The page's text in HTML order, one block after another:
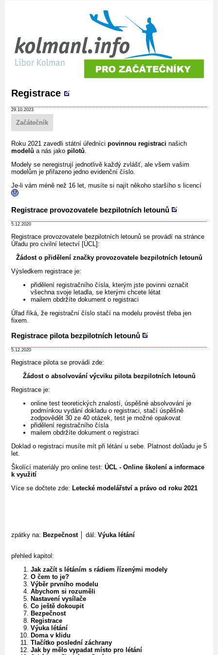
Registrace
29.10.2023
Začátečník
Roku 2021 zavedli státní úředníci povinnou registraci našich
modelů a nás jako pilotů.
Modely se neregistrují jednotlivě každý zvlášť, ale všem vašim
modelům je přiřazeno jedno evidenční číslo.
Je-li vám méně než 16 let, musíte si najít někoho staršího s licencí
Registrace provozovatele bezpilotních letounů
5.12.2020
Registrace provozovatele bezpilotních letounů se provádí na stránce
Úřadu pro civilní letectví [ÚCL]:
Žádost o přidělení značky provozovatele bezpilotních letounů
Výsledkem registrace je:
přidělení registračního čísla, kterým jste povinni označit
všechna svoje letadla, se kterými chcete létat
mailem obdržíte dokument o registraci
Úřad říká, že registrační číslo stačí na modelu provést třeba jen
fixem.
Registrace pilota bezpilotních letounů
5.12.2020
Registrace pilota se provádí zde:
Žádost o absolvování výcviku pilota bezpilotních letounů
Registrace je:
online test teoretických znalostí, úspěšné absolvování je
podmínkou vydání dokladu o registraci, stačí úspěšně
zodpovědět 30 ze 40 otázek, test je možné opakovat
přidělení registračního čísla
mailem obdržíte dokument o registraci
Doklad o registraci musíte mít při létání u sebe. Platnost dolůadu je 5
let.
Školící materiály pro online test: ÚCL - Online školení a informace
k využití
Více se dočtete zde: Letecké modelářství a právo od roku 2021
zpátky na: Bezpečnost│ dál: Výuka létání
přehled kapitol:
Jak začít s létáním s rádiem řízenými modely
O čem to je?
Výběr prvního modelu
Abychom si rozuměli
Nastavení vysílače
Co ještě dokoupit
Bezpečnost
Registrace
Výuka létání
Doma v klidu
Tlačítko poslední záchrany
Jak by mělo vypadat místo pro létání